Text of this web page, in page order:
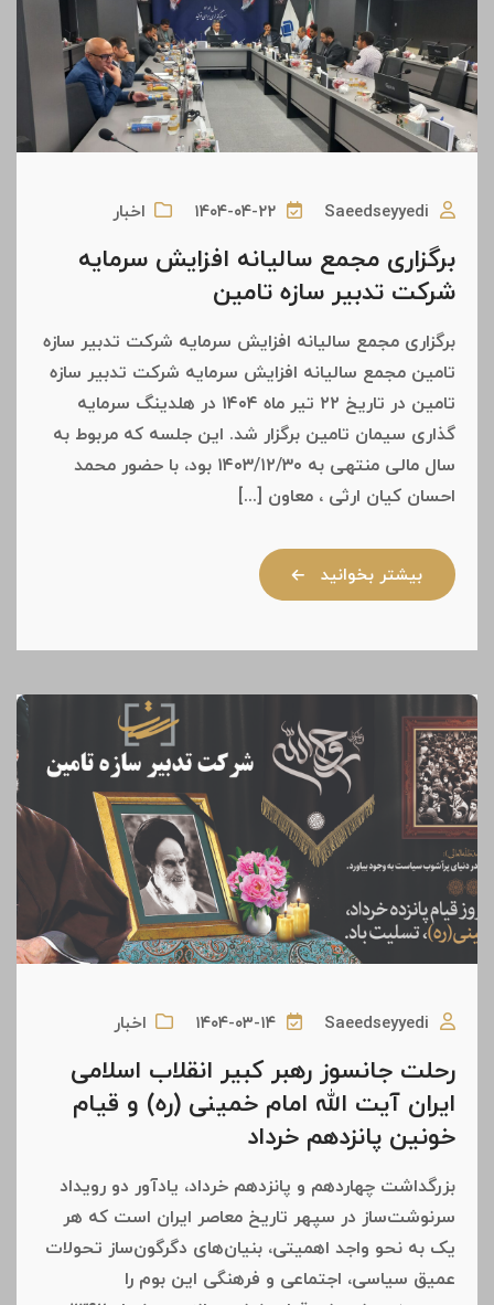
Saeedseyyedi ۱۴۰۴-۰۴-۲۲ اخبار
برگزاری مجمع سالیانه افزایش سرمایه
شرکت تدبیر سازه تامین
برگزاری مجمع سالیانه افزایش سرمایه شرکت تدبیر سازه
تامین مجمع سالیانه افزایش سرمایه شرکت تدبیر سازه
تامین در تاریخ ۲۲ تیر ماه ۱۴۰۴ در هلدینگ سرمایه
گذاری سیمان تامین برگزار شد. این جلسه که مربوط به
سال مالی منتهی به ۱۴۰۳/۱۲/۳۰ بود، با حضور محمد
احسان کیان ارثی ، معاون [...]
بیشتر بخوانید
Saeedseyyedi ۱۴۰۴-۰۳-۱۴ اخبار
رحلت جانسوز رهبر کبیر انقلاب اسلامی
ایران آیت الله امام خمینی (ره) و قیام
خونین پانزدهم خرداد
بزرگداشت چهاردهم و پانزدهم خرداد، یادآور دو رویداد
سرنوشت‌ساز در سپهر تاریخ معاصر ایران است که هر
یک به نحو واجد اهمیتی، بنیان‌های دگرگون‌ساز تحولات
عمیق سیاسی، اجتماعی و فرهنگی این بوم را